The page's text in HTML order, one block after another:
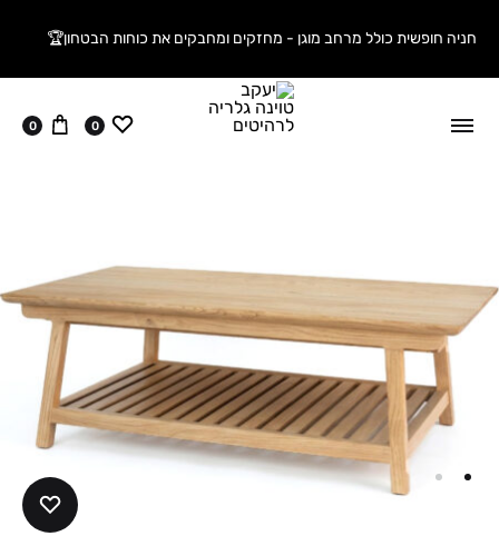
חניה חופשית כולל מרחב מוגן - מחזקים ומחבקים את כוחות הבטחון🏆
ווישליסט
0 עגלה
0